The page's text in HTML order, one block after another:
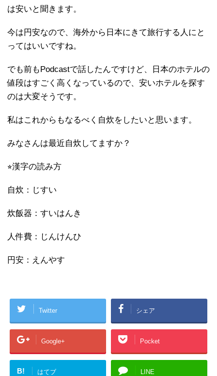
は安いと聞きます。
今は円安なので、海外から日本にきて旅行する人にと
ってはいいですね。
でも前もPodcastで話したんですけど、日本のホテルの
値段はすごく高くなっているので、安いホテルを探す
のは大変そうです。
私はこれからもなるべく自炊をしたいと思います。
みなさんは最近自炊してますか？
⭐︎漢字の読み方
自炊：じすい
炊飯器：すいはんき
人件費：じんけんひ
円安：えんやす
Twitter シェア
Google+ Pocket
B! はてブ LINE